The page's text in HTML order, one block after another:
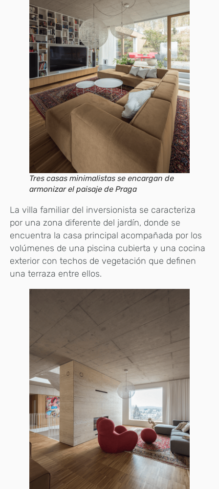
Tres casas minimalistas se encargan de
armonizar el paisaje de Praga
La villa familiar del inversionista se caracteriza
por una zona diferente del jardín, donde se
encuentra la casa principal acompañada por los
volúmenes de una piscina cubierta y una cocina
exterior con techos de vegetación que definen
una terraza entre ellos.